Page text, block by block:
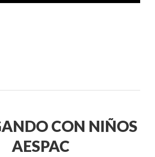
CON NIÑOS
AESPAC